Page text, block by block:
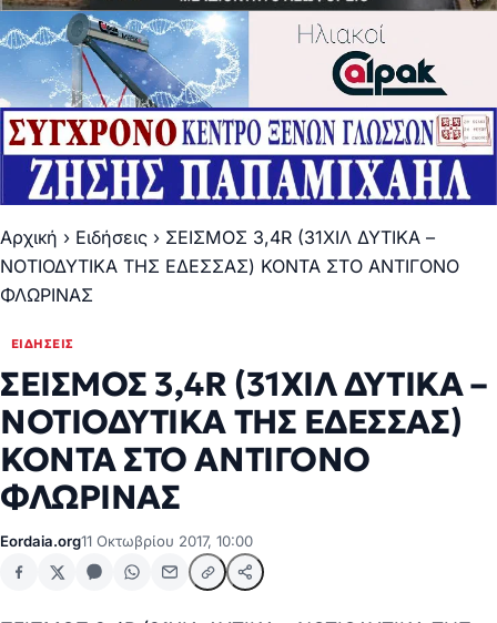
Αρχική › Ειδήσεις › ΣΕΙΣΜΟΣ 3,4R (31ΧΙΛ ΔΥΤΙΚΑ –
ΝΟΤΙΟΔΥΤΙΚΑ ΤΗΣ ΕΔΕΣΣΑΣ) ΚΟΝΤΑ ΣΤΟ ΑΝΤΙΓΟΝΟ
ΦΛΩΡΙΝΑΣ
ΕΙΔΉΣΕΙΣ
ΣΕΙΣΜΟΣ 3,4R (31ΧΙΛ ΔΥΤΙΚΑ –
ΝΟΤΙΟΔΥΤΙΚΑ ΤΗΣ ΕΔΕΣΣΑΣ)
ΚΟΝΤΑ ΣΤΟ ΑΝΤΙΓΟΝΟ
ΦΛΩΡΙΝΑΣ
Eordaia.org11 Οκτωβρίου 2017, 10:00